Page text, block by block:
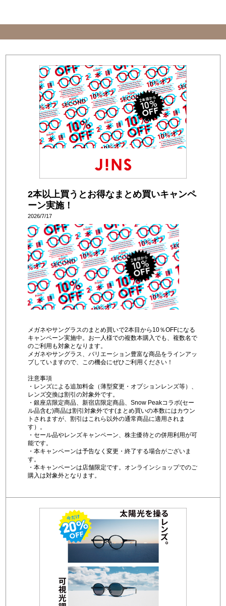
2本以上買うとお得なまとめ買いキャンペ
ーン実施！
2026/7/17
メガネやサングラスのまとめ買いで2本目から10％OFFになる
キャンペーン実施中。お一人様での複数本購入でも、複数名で
のご利用も対象となります。
メガネやサングラス、バリエーション豊富な商品をラインアッ
プしていますので、この機会にぜひご利用ください！
注意事項
・レンズによる追加料金（薄型変更・オプションレンズ等）、
レンズ交換は割引の対象外です。
・銀座店限定商品、新宿店限定商品、Snow Peakコラボ(セー
ル品含む)商品は割引対象外です(まとめ買いの本数にはカウン
トされますが、割引はこれら以外の通常商品に適用されま
す）。
・セール品やレンズキャンペーン、株主優待との併用利用が可
能です。
・本キャンペーンは予告なく変更・終了する場合がございま
す。
・本キャンペーンは店舗限定です。オンラインショップでのご
購入は対象外となります。